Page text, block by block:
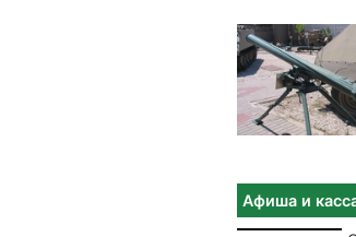
Афиша и